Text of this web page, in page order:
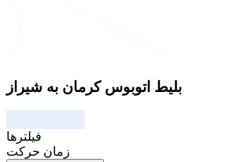
بلیط اتوبوس کرمان به شیراز
فیلترها
زمان حرکت